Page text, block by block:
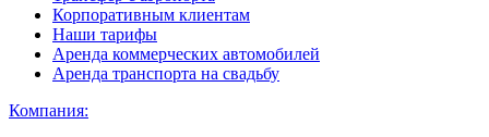
Корпоративным клиентам
Наши тарифы
Аренда коммерческих автомобилей
Аренда транспорта на свадьбу
Компания: